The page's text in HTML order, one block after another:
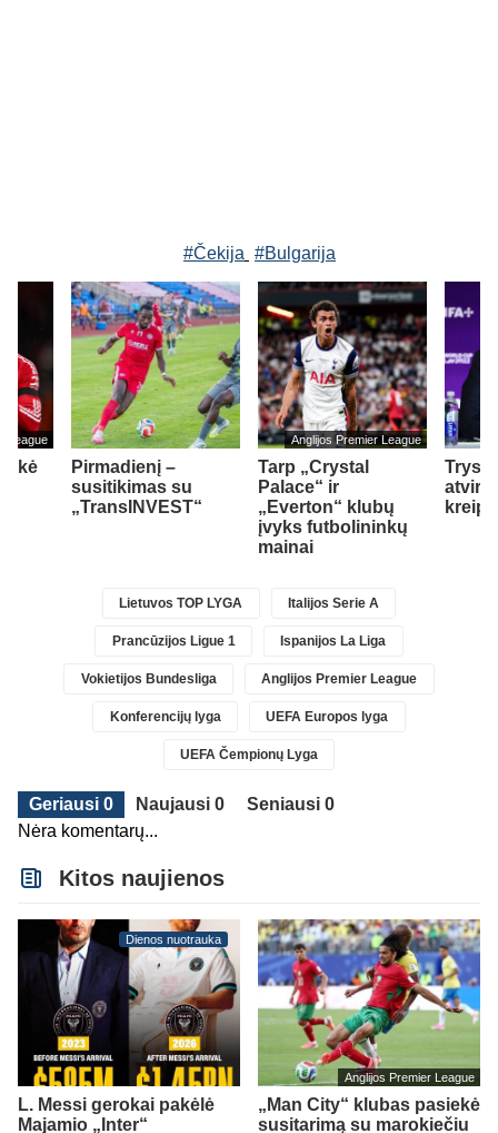
#Čekija #Bulgarija
League
Pirmadienį –
susitikimas su
„TransINVEST“
Anglijos Premier League
Tarp „Crystal
Palace“ ir
„Everton“ klubų
įvyks futbolininkų
mainai
Trys
atviru
Lietuvos TOP LYGA Italijos Serie A
Prancūzijos Ligue 1 Ispanijos La Liga
Vokietijos Bundesliga Anglijos Premier League
Konferencijų lyga UEFA Europos lyga
UEFA Čempionų Lyga
Geriausi 0 Naujausi 0
Seniausi 0
Nėra komentarų...
Kitos naujienos
Dienos nuotrauka
L. Messi gerokai pakėlė
Majamio „Inter“
Anglijos Premier League
„Man City“ klubas pasiekė
susitarimą su marokiečiu